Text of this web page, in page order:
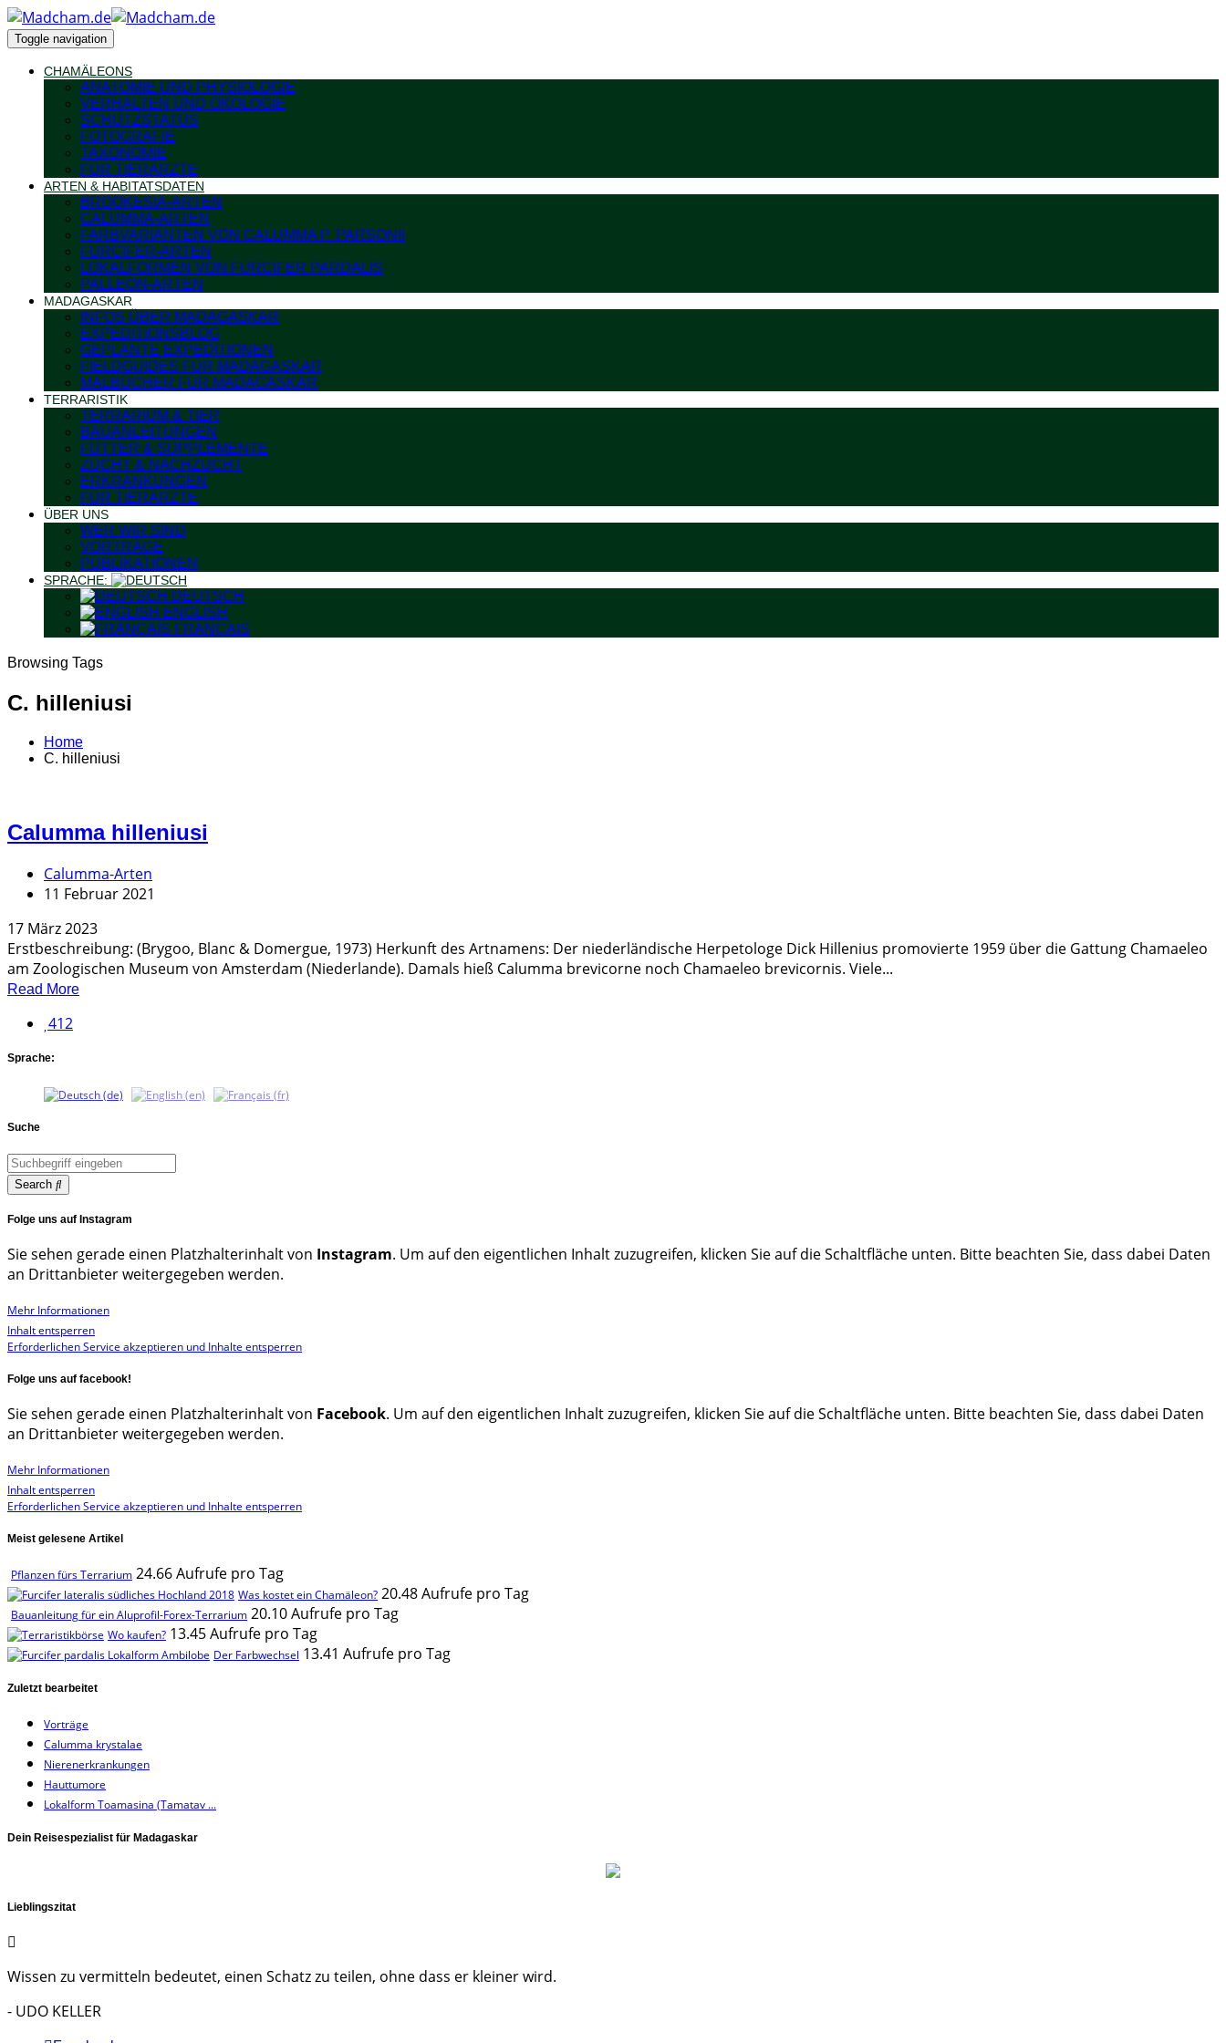
Toggle navigation
CHAMÄLEONS
ANATOMIE UND PHYSIOLOGIE
VERHALTEN UND ÖKOLOGIE
SCHUTZSTATUS
FOTOGRAFIE
TAXONOMIE
FÜR TIERÄRZTE
ARTEN & HABITATSDATEN
BROOKESIA-ARTEN
CALUMMA-ARTEN
FARBVARIANTEN VON CALUMMA P. PARSONII
FURCIFER-ARTEN
LOKALFORMEN VON FURCIFER PARDALIS
PALLEON-ARTEN
MADAGASKAR
INFOS ÜBER MADAGASKAR
EXPEDITIONSBLOG
GEPLANTE EXPEDITIONEN
FIELDGUIDES FÜR MADAGASKAR
MALBÜCHER FÜR MADAGASKAR
TERRARISTIK
TERRARIUM & TIER
BAUANLEITUNGEN
FUTTER & SUPPLEMENTE
ZUCHT & NACHZUCHT
ERKRANKUNGEN
FÜR TIERÄRZTE
ÜBER UNS
WER WIR SIND
VORTRÄGE
PUBLIKATIONEN
SPRACHE:
DEUTSCH
ENGLISH
FRANÇAIS
Browsing Tags
C. hilleniusi
Home
C. hilleniusi
Calumma hilleniusi
Calumma-Arten
11 Februar 2021
17 März 2023
Erstbeschreibung: (Brygoo, Blanc & Domergue, 1973) Herkunft des Artnamens: Der niederländische Herpetologe Dick Hillenius promovierte 1959 über die Gattung Chamaeleo
am Zoologischen Museum von Amsterdam (Niederlande). Damals hieß Calumma brevicorne noch Chamaeleo brevicornis. Viele...
Read More
412
Sprache:
Suche
Search
Folge uns auf Instagram
Sie sehen gerade einen Platzhalterinhalt von Instagram. Um auf den eigentlichen Inhalt zuzugreifen, klicken Sie auf die Schaltfläche unten. Bitte beachten Sie, dass dabei Daten
an Drittanbieter weitergegeben werden.
Mehr Informationen
Inhalt entsperren
Erforderlichen Service akzeptieren und Inhalte entsperren
Folge uns auf facebook!
Sie sehen gerade einen Platzhalterinhalt von Facebook. Um auf den eigentlichen Inhalt zuzugreifen, klicken Sie auf die Schaltfläche unten. Bitte beachten Sie, dass dabei Daten
an Drittanbieter weitergegeben werden.
Mehr Informationen
Inhalt entsperren
Erforderlichen Service akzeptieren und Inhalte entsperren
Meist gelesene Artikel
Pflanzen fürs Terrarium 24.66 Aufrufe pro Tag
Was kostet ein Chamäleon? 20.48 Aufrufe pro Tag
Bauanleitung für ein Aluprofil-Forex-Terrarium 20.10 Aufrufe pro Tag
Wo kaufen? 13.45 Aufrufe pro Tag
Der Farbwechsel 13.41 Aufrufe pro Tag
Zuletzt bearbeitet
Vorträge
Calumma krystalae
Nierenerkrankungen
Hauttumore
Lokalform Toamasina (Tamatav ...
Dein Reisespezialist für Madagaskar
Lieblingszitat
Wissen zu vermitteln bedeutet, einen Schatz zu teilen, ohne dass er kleiner wird.
- UDO KELLER